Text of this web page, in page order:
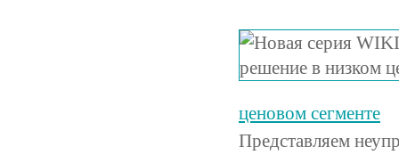
ценовом сегменте
Представляем